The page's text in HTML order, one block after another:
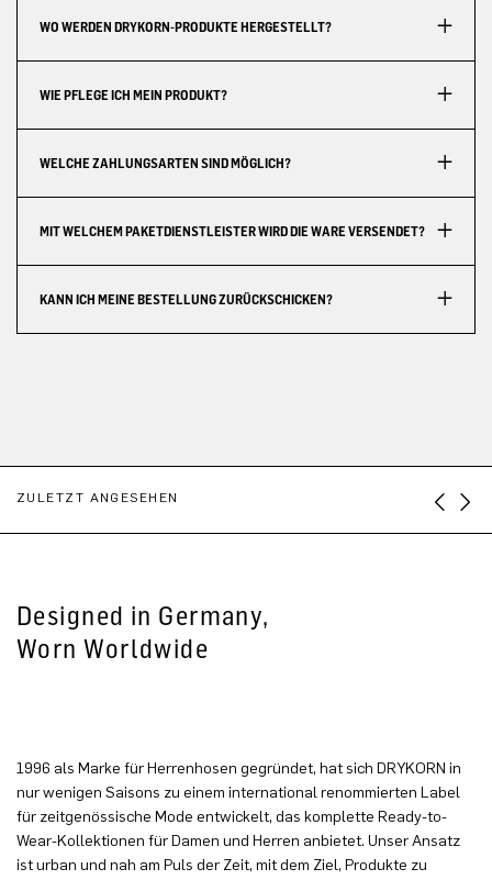
WO WERDEN DRYKORN-PRODUKTE HERGESTELLT?
WIE PFLEGE ICH MEIN PRODUKT?
WELCHE ZAHLUNGSARTEN SIND MÖGLICH?
MIT WELCHEM PAKETDIENSTLEISTER WIRD DIE WARE VERSENDET?
KANN ICH MEINE BESTELLUNG ZURÜCKSCHICKEN?
ZULETZT ANGESEHEN
Designed in Germany,
Worn Worldwide
1996 als Marke für Herrenhosen gegründet, hat sich DRYKORN in
nur wenigen Saisons zu einem international renommierten Label
für zeitgenössische Mode entwickelt, das komplette Ready-to-
Wear-Kollektionen für Damen und Herren anbietet. Unser Ansatz
ist urban und nah am Puls der Zeit, mit dem Ziel, Produkte zu